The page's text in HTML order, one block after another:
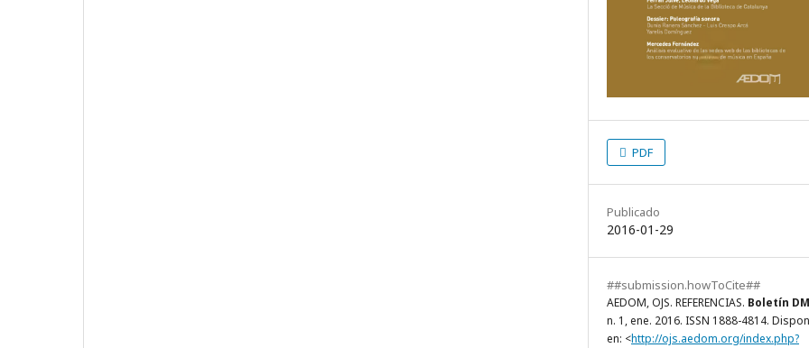
PDF
Publicado
2016-01-29
##submission.howToCite##
AEDOM, OJS. REFERENCIAS. Boletín DM
n. 1, ene. 2016. ISSN 1888-4814.
en: <http://ojs.aedom.org/index.php?